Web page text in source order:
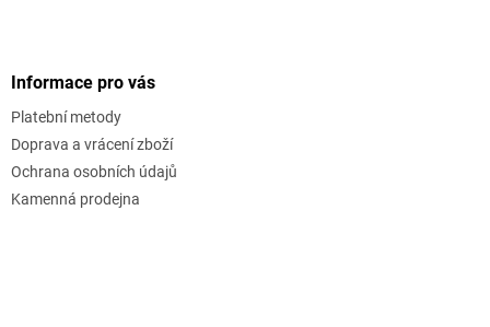
Informace pro vás
Platební metody
Doprava a vrácení zboží
Ochrana osobních údajů
Kamenná prodejna